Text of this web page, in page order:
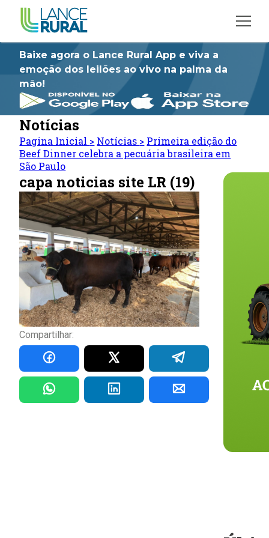
Baixe agora o Lance Rural App e viva a
emoção dos leilões ao vivo na palma da
mão!
Notícias
Pagina Inicial > Notícias > Primeira edição do
Beef Dinner celebra a pecuária brasileira em
São Paulo
capa noticias site LR (19)
Compartilhar: